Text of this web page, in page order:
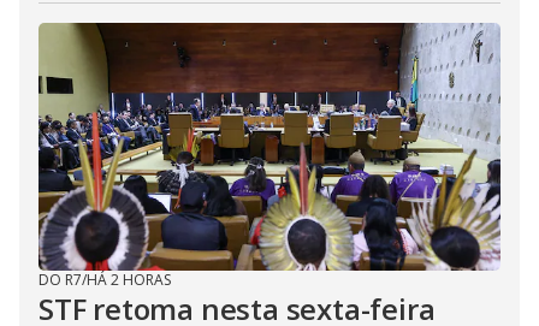
DO R7/HÁ 2 HORAS
STF retoma nesta sexta-feira